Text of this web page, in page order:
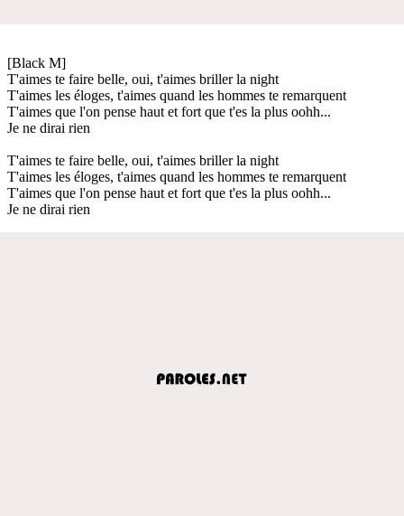
[Black M]
T'aimes te faire belle, oui, t'aimes briller la night
T'aimes les éloges, t'aimes quand les hommes te remarquent
T'aimes que l'on pense haut et fort que t'es la plus oohh...
Je ne dirai rien
T'aimes te faire belle, oui, t'aimes briller la night
T'aimes les éloges, t'aimes quand les hommes te remarquent
T'aimes que l'on pense haut et fort que t'es la plus oohh...
Je ne dirai rien